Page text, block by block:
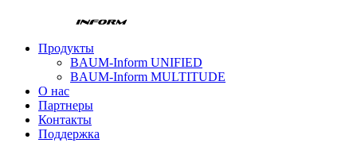
Продукты
BAUM-Inform UNIFIED
BAUM-Inform MULTITUDE
О нас
Партнеры
Контакты
Поддержка